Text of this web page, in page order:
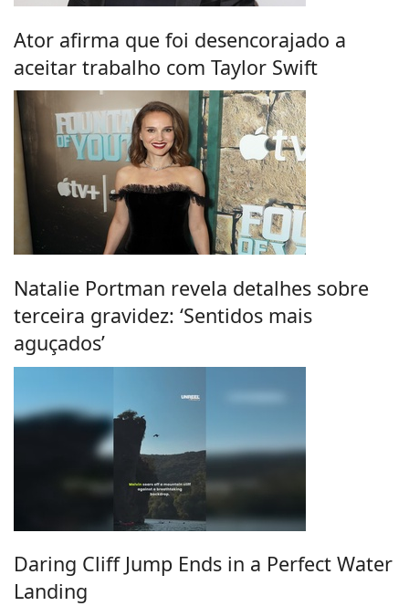
Ator afirma que foi desencorajado a
aceitar trabalho com Taylor Swift
Natalie Portman revela detalhes sobre
terceira gravidez: ‘Sentidos mais
aguçados’
Daring Cliff Jump Ends in a Perfect Water
Landing